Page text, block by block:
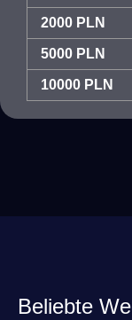
2000 PLN
5000 PLN
10000 PLN
Beliebte